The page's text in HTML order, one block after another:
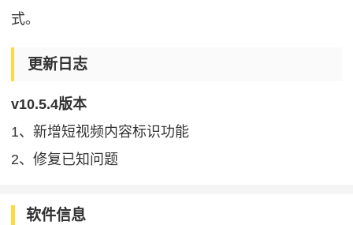
式。
更新日志
v10.5.4版本
1、新增短视频内容标识功能
2、修复已知问题
软件信息